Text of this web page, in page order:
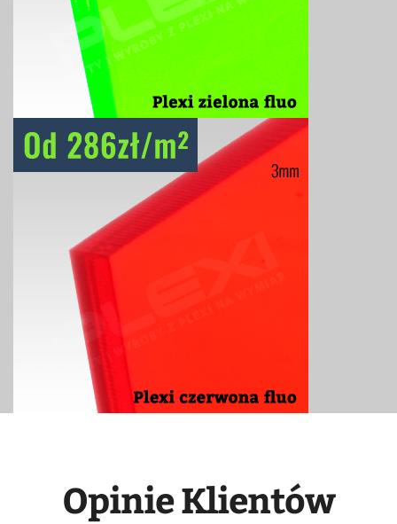
Opinie Klientów